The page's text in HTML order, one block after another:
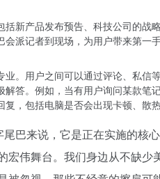
括新产品发布预告、科技公司的
派记者到现场，为用户带来第一
业。用户之间可以通过评论、私信
答。例如，当有用户询问某款笔
，包括电脑是否会出现卡顿、散
巴来说，它是正在实施的核
伟舞台。我们身边从不缺